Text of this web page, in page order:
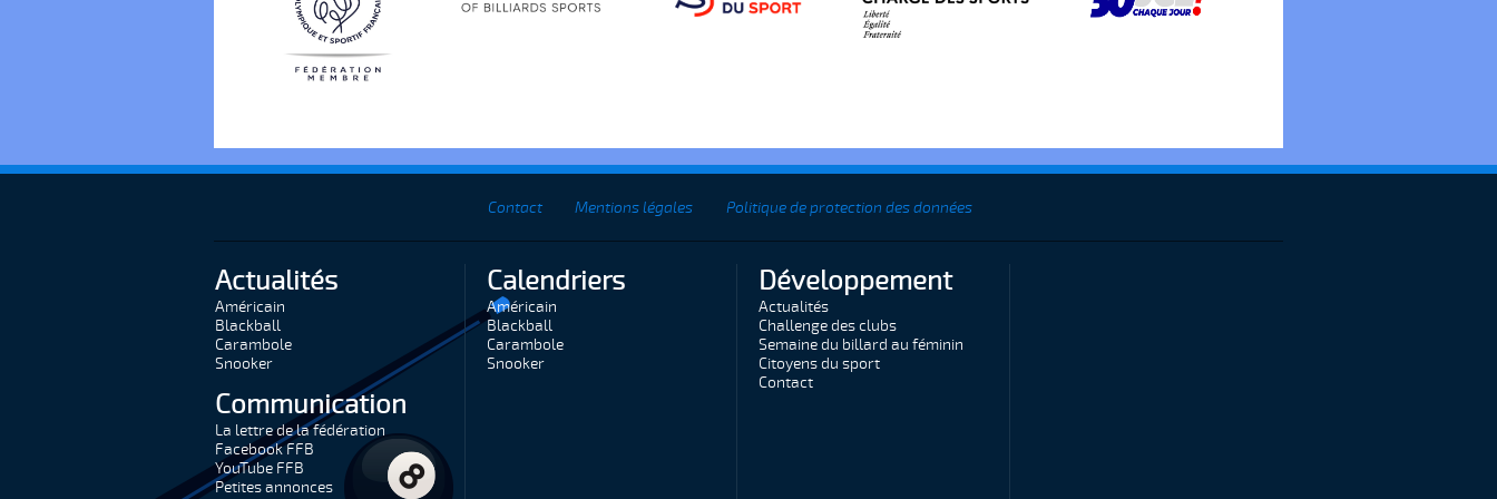
Contact Mentions légales Politique de protection des données
Actualités
Américain
Blackball
Carambole
Snooker
Communication
La lettre de la fédération
Facebook FFB
YouTube FFB
Petites annonces
Calendriers
Américain
Blackball
Carambole
Snooker
Développement
Actualités
Challenge des clubs
Semaine du billard au féminin
Citoyens du sport
Contact